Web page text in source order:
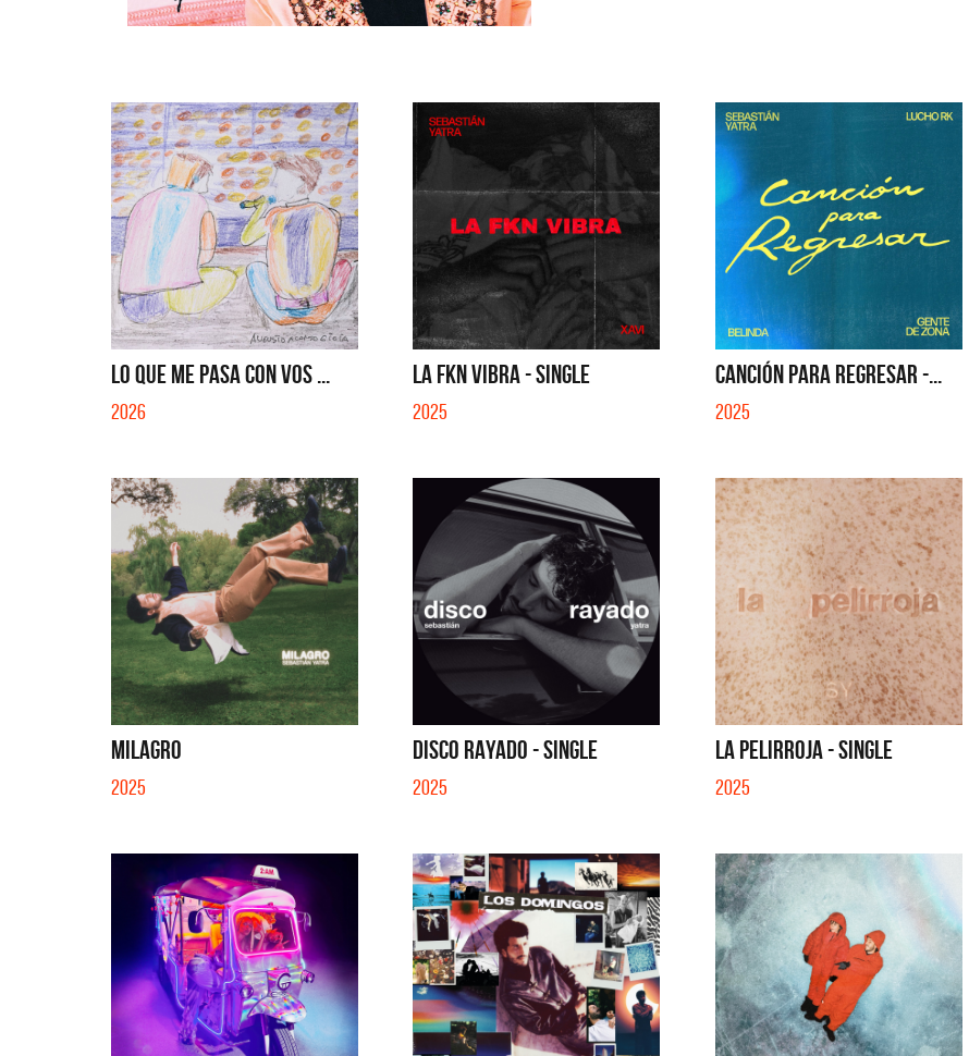
LO QUE ME PASA CON VOS ...
2026
LA FKN VIBRA - SINGLE
2025
CANCIÓN PARA REGRESAR -...
2025
MILAGRO
2025
DISCO RAYADO - SINGLE
2025
LA PELIRROJA - SINGLE
2025